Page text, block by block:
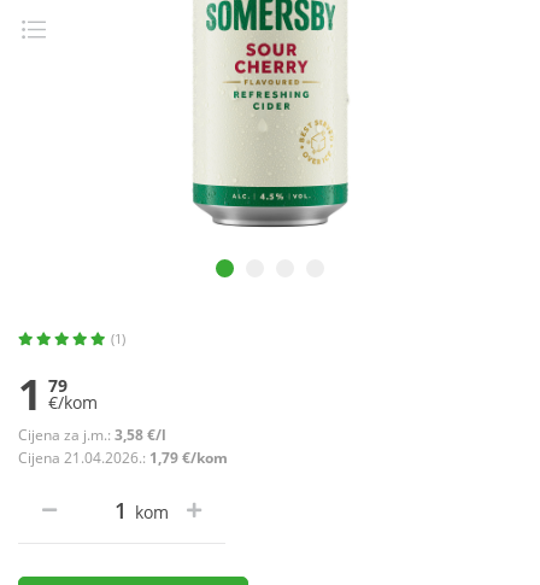
(1)
1 79
€/kom
Cijena za j.m.: 3,58 €/l
Cijena 21.04.2026.: 1,79 €/kom
kom